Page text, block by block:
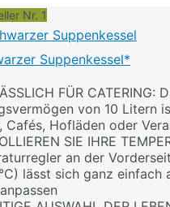
Nr. 1
Suppenkessel*
FÜR CATERING:
von 10 Litern
Cafés, Hofläden oder
SIE IHRE
an der
lässt sich ganz einfach